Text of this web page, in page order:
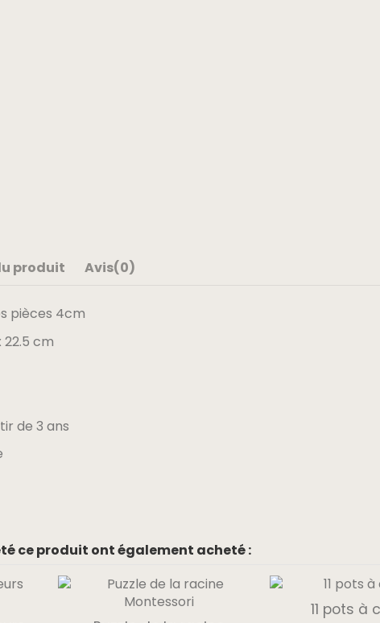
produit Avis(0)
pièces 4cm
22.5 cm
de 3 ans
ce produit ont également acheté :
11 pots à